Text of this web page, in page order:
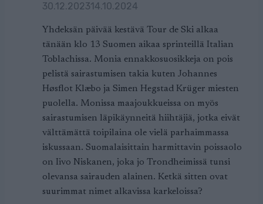
30.12.202314.10.2024
Yhdeksän päivää kestävä Tour de Ski alkaa
tänään klo 13 Suomen aikaa sprinteillä Italian
Toblachissa. Monia ennakkosuosikkeja on pois
pelistä sairastumisen takia kuten Johannes
Høsflot Klæbo ja Simen Hegstad Krüger miesten
puolella. Monissa maajoukkueissa on myös
sairastumisen läpikäynneitä hiihtäjiä, jotka eivät
välttämättä toipilaina ole vielä parhaimmassa
iskussaan. Suomalaisittain harmittavin poissaolo
on Iivo Niskanen, joka jo Trondheimissä tunsi
olevansa sairauden alainen. Ketkä sitten ovat
suurimmat nimet alkavissa karkeloissa?